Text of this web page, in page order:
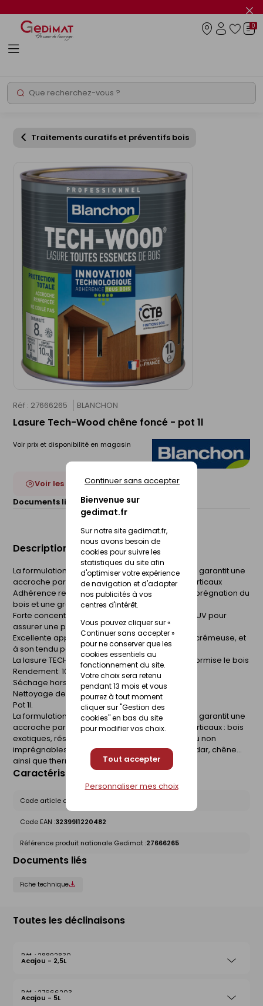
Bienvenue sur
gedimat.fr
Sur notre site gedimat.fr,
nous avons besoin de
cookies pour suivre les
statistiques du site afin
d'optimiser votre expérience
de navigation et d'adapter
nos publicités à vos
centres d'intérêt.
Vous pouvez cliquer sur «
Continuer sans accepter »
pour ne conserver que les
cookies essentiels au
fonctionnement du site.
Votre choix sera retenu
pendant 13 mois et vous
pourrez à tout moment
cliquer sur "Gestion des
cookies" en bas du site
pour modifier vos choix.
Tout accepter
Continuer sans accepter
Personnaliser mes choix
le
info
Rechercher
0
Traitements curatifs et préventifs bois
Réf : 27666265 BLANCHON
Lasure Tech-Wood chêne foncé - pot 1l
Voir prix et disponibilité en magasin
Voir les 27 déclinaisons
Documents liés :
Fiche technique
Description du produit
La formulation unique de la lasure TECH-WOOD® garantit une
accroche parfaite sur tous les bois extérieurs verticaux
Adhérence renforcée grâce à une meilleure imprégnation du
bois et une grande souplesse du film protecteur
Forte concentration en pigments et agents Anti-UV pour
assurer une protection longue durée
Excellente applicabilité grâce à sa consistance crémeuse, et
à son tendu parfait
La lasure TECH-WOOD® protège, embellit et uniformise le bois
Rendement: 10-14 m²/L/couche
Séchage hors poussières : 1 heure environ
Nettoyage des ustensiles : avec de l'eau
Pot 1l.
La formulation unique de la lasure TECH-WOOD® garantit une
accroche parfaite sur tous les bois extérieurs verticaux : bois
exotiques, résineux ou tendres, y compris peu ou non
imprégnables tels que mélèze, douglas, red cedar, chêne...
ainsi que thermotraités et autoclavés.
Caractéristiques du produit
Code article chez le fournisseur :
Code EAN :3239911220482
Référence produit nationale Gedimat :27666265
Documents liés
Fiche technique
Toutes les déclinaisons
28892830
Acajou - 2,5L
27666203
Acajou - 5L